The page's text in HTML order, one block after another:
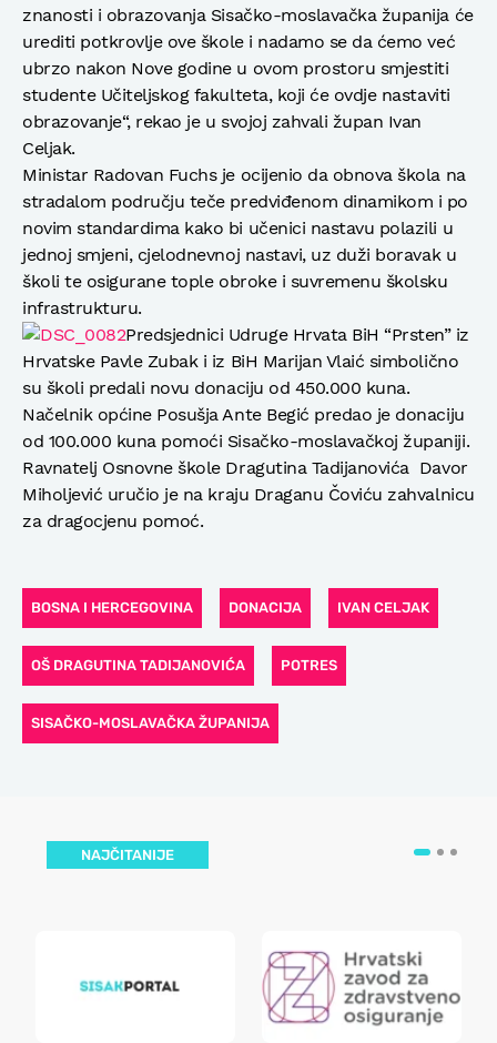
znanosti i obrazovanja Sisačko-moslavačka županija će
urediti potkrovlje ove škole i nadamo se da ćemo već
ubrzo nakon Nove godine u ovom prostoru smjestiti
studente Učiteljskog fakulteta, koji će ovdje nastaviti
obrazovanje“, rekao je u svojoj zahvali župan Ivan
Celjak.
Ministar Radovan Fuchs je ocijenio da obnova škola na
stradalom području teče predviđenom dinamikom i po
novim standardima kako bi učenici nastavu polazili u
jednoj smjeni, cjelodnevnoj nastavi, uz duži boravak u
školi te osigurane tople obroke i suvremenu školsku
infrastrukturu.
Predsjednici Udruge Hrvata BiH “Prsten” iz
Hrvatske Pavle Zubak i iz BiH Marijan Vlaić simbolično
su školi predali novu donaciju od 450.000 kuna.
Načelnik općine Posušja Ante Begić predao je donaciju
od 100.000 kuna pomoći Sisačko-moslavačkoj županiji.
Ravnatelj Osnovne škole Dragutina Tadijanovića Davor
Miholjević uručio je na kraju Draganu Čoviću zahvalnicu
za dragocjenu pomoć.
BOSNA I HERCEGOVINA DONACIJA IVAN CELJAK
OŠ DRAGUTINA TADIJANOVIĆA POTRES
SISAČKO-MOSLAVAČKA ŽUPANIJA
NAJČITANIJE